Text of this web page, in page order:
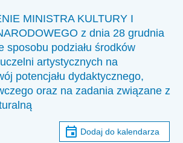
MINISTRA KULTURY I
z dnia 28 grudnia
sposobu podziału środków
artystycznych na
potencjału dydaktycznego,
oraz na zadania związane z
Dodaj do kalendarza